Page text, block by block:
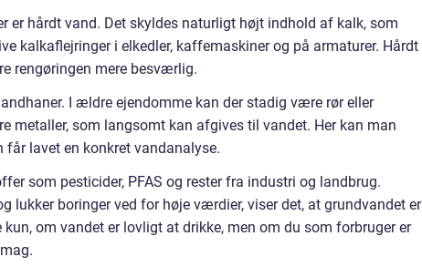
er hårdt vand. Det skyldes naturligt højt indhold af kalk, som
kalkaflejringer i elkedler, kaffemaskiner og på armaturer. Hårdt
rengøringen mere besværlig.
I ældre ejendomme kan der stadig være rør eller
metaller, som langsomt kan afgives til vandet. Her kan man
lavet en konkret vandanalyse.
som pesticider, PFAS og rester fra industri og landbrug.
lukker boringer ved for høje værdier, viser det, at grundvandet er
om vandet er lovligt at drikke, men om du som forbruger er